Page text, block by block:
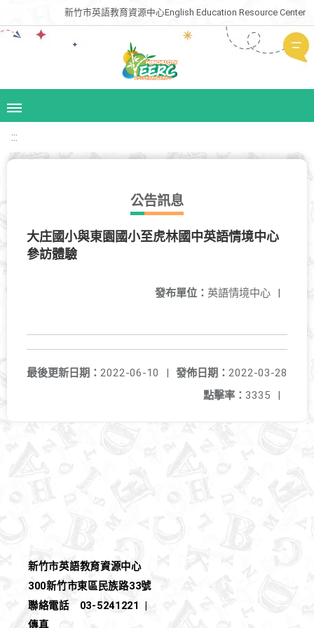
新竹市英語教育資源中心English Education Resource Center
:::
公告訊息
大庄國小與東園國小至虎林國中英語情境中心
參訪體驗
發布單位： 英語情境中心 |
發佈日期： 2022-03-28
最後更新日期： 2022-06-10
|
點擊率： 3335 |
新竹市英語教育資源中心
300新竹市東區民族路33號
聯絡電話
03-5241221
傳真